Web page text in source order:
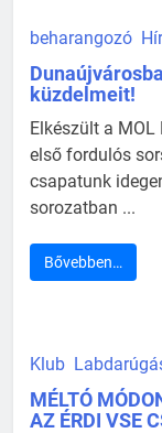
beharangozó
küzdelmeit!
Elkészült a
első fordulós
csapatunk
sorozatban ...
Bővebben…
Klub
MÉLTÓ
AZ ÉRDI VSE